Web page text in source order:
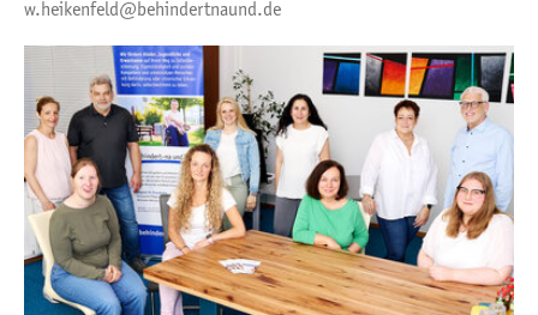
w.heikenfeld@behindertnaund.de